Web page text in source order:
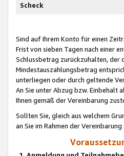
Scheck
Sind auf Ihrem Konto für einen
Frist von sieben Tagen nach einer
Schlussbetrag zurückzuhalten, der
Mindestauszahlungsbetrag
unterliegen oder durch geltende
An Sie unter Abzug bzw. Einbehalt
Ihnen gemäß der Vereinbarung
Sollten Sie, gleich aus welchem
an Sie im Rahmen der